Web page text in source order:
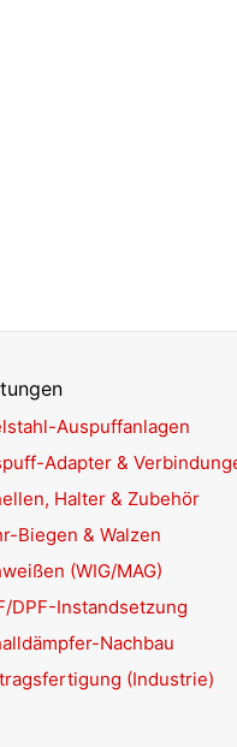
Auspuffanlagen
Adapter &
Halter & Zubehör
Biegen & Walzen
(WIG/MAG)
DPF-Instandsetzung
Nachbau
(Industrie)